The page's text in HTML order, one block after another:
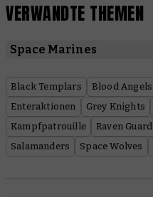
VERWANDTE THEMEN
Space Marines
Black Templars Blood Angels
Enteraktionen
Grey Knights
Kampfpatrouille
Raven Guard
Salamanders
Space Wolves